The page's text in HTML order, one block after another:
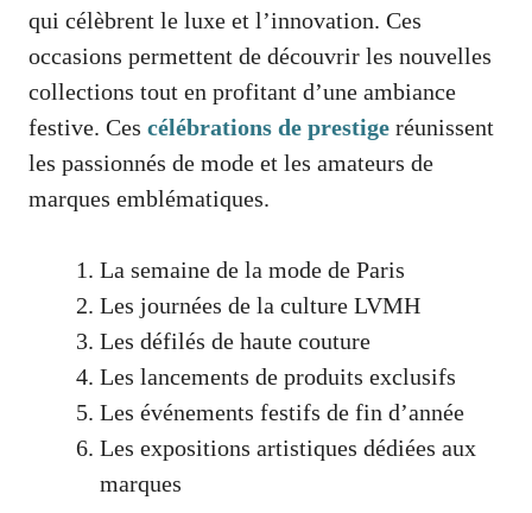
qui célèbrent le luxe et l’innovation. Ces
occasions permettent de découvrir les nouvelles
collections tout en profitant d’une ambiance
festive. Ces célébrations de prestige réunissent
les passionnés de mode et les amateurs de
marques emblématiques.
La semaine de la mode de Paris
Les journées de la culture LVMH
Les défilés de haute couture
Les lancements de produits exclusifs
Les événements festifs de fin d’année
Les expositions artistiques dédiées aux
marques